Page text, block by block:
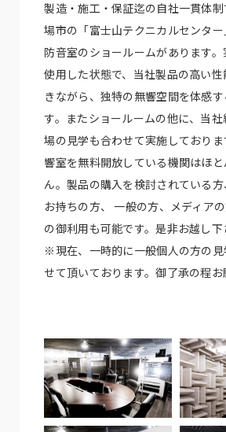
製造・施工・保証迄の自社一貫体
場市の「富士山テクニカルセンター
防音室のショールームがあります
使用した状態で、当社製品の高い
きながら、独特の無響空間を体感
す。またショールームの他に、当
場の見学も合わせて実施しており
響室を無料開放している機関はほ
ん。製品の購入を検討されている
お持ちの方、 一般の方、メディア
の御利用も可能です。是非お越し下
※現在、一時的に一般個人の方の
せて頂いております。御了承の程お